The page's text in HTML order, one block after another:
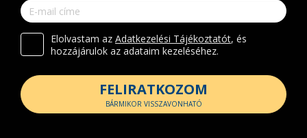
Elolvastam az Adatkezelési Tájékoztatót, és
hozzájárulok az adataim kezeléséhez.
FELIRATKOZOM
BÁRMIKOR VISSZAVONHATÓ